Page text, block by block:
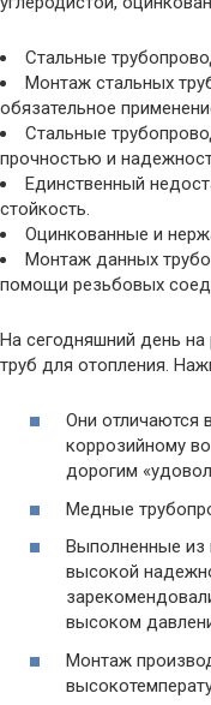
Стальные
Монтаж стальных
обязательное
Стальные
прочностью и
Единственный
стойкость.
Оцинкованные и
Монтаж данных
помощи резьбовых
На сегодняшний день
труб для отопления.
Они отличаются
коррозийному
дорогим
Медные
Выполненные из
высокой
высоком
Монтаж